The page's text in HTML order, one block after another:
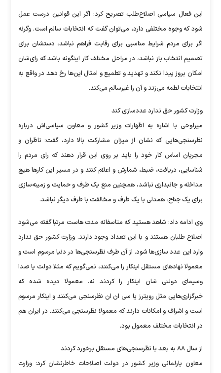
این فعال سیاسی اصلاح‌طلب تصریح کرد: اگر این قوانین درست عمل
شود که وجوه مختلفی دارد، می‌توان گفت که انتخابات سالم است. وگرنه
اگر برای مردم شرایط مناسبی برای رقابت فراهم نباشد، دستشان برای
تصمیم انتخاب باز نباشد، در مراحل مختلف کار اینگونه باشد که رای‌شان
امکان بروز پیدا نکند و تهدید و تطمیع و امثال این‌ها رخ دهد در واقع به
انتخابات لطمه می‌زند و آن را غیرسالم می‌کند.
وزارت کشور حق ندارد عددسازی کند
میرلوحی با اشاره به اظهارات وزیر کشور و معاون سیاسی‌اش درباره
نظرسنجی‌هایی که نشان از میزان مشارکت بالا دارد، گفت: ناظران و
مجریان اساس کار خود را باید بر روی این قرار دهند که رای مردم را
شناسایی، دریافت، ضبط، شمارش و اعلام کنند و در مسیر این کار‌ها هیچ
مداخله و جانبداری نباشد، همچنین منع یک طرف و حمایت و زمینه‌سازی
برای یک جناح، همدلی با یک طرف و مخالفت با طرف دیگر نباشد.
وی ادامه داد: شاهد هستید که متاسفانه مدت هاست مرتبا گفته می‌شود
اصلاح طلبان هستند و با این تعداد وجود دارند. وزارت کشور حق ندارد
وارد این عدد سازی‌ها شود. از آن طرف نظرسنجی‌ها در دنیا مرسوم است و
معمولا نهاد‌های مستقل اینکار را می‌کنند، نمی‌گویم که مثلا دولت یا صدا
وسیمای دولتی شان اینکار را کردند نه. معمولا دیده شده که
خبرگزاری‌هایی مثل رویترز یا سی ان ان نظرسنجی می‌کنند و اینکار مرسوم
است و اشراف و امکانات دارند که معمولا نظرسنجی می‌کنند. در ایران هم
در انتخابات مختلف معمول بود.
از سال ۸۸ به بعد با نظرسنجی‌های مستقل برخورد کردند
معاون پارلمانی وزیر کشور در دولت اصلاحات خاطرنشان کرد: وزارت